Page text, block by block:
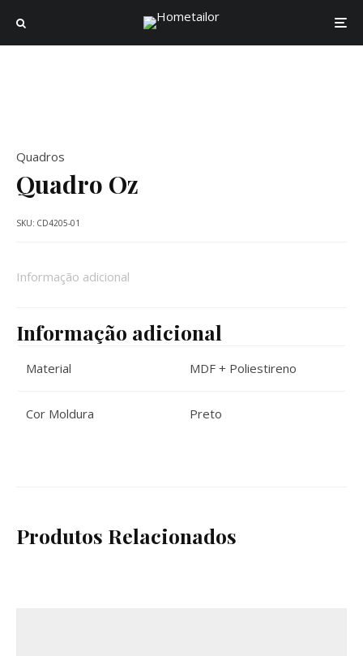
Quadros
Quadro Oz
SKU: CD4205-01
Informação adicional
Informação adicional
Material MDF + Poliestireno
Cor Moldura Preto
Produtos Relacionados